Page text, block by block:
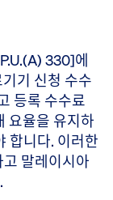
330]에
기 신청 수수
등록 수수료
요율을 유지하
합니다. 이러한
말레이시아